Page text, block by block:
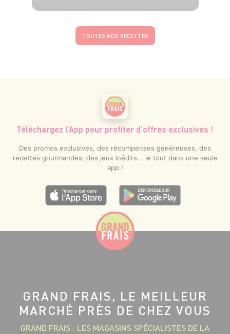
TOUTES NOS RECETTES
Téléchargez l’App pour profiter d’offres exclusives !
Des promos exclusives, des récompenses généreuses, des
recettes gourmandes, des jeux inédits... le tout dans une seule
app !
GRAND FRAIS, LE MEILLEUR
MARCHÉ PRÈS DE CHEZ VOUS
GRAND FRAIS : LES MAGASINS SPÉCIALISTES DE LA